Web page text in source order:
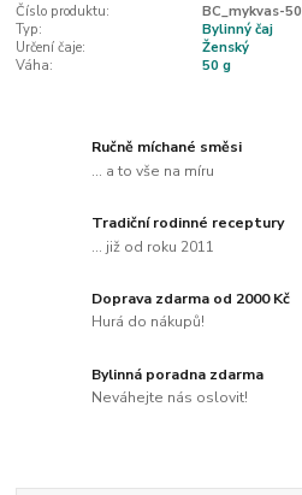
Číslo produktu:
BC_mykvas-50
Typ:
Bylinný čaj
Určení čaje:
Ženský
Váha:
50 g
Ručně míchané směsi
... a to vše na míru
Tradiční rodinné receptury
... již od roku 2011
Doprava zdarma od 2000 Kč
Hurá do nákupů!
Bylinná poradna zdarma
Neváhejte nás oslovit!